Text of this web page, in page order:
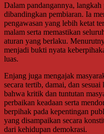
Dalam pandangannya,
dibandingkan pembiaran. Ia
pengawasan yang lebih ketat
malam serta memastikan
aturan yang berlaku.
menjadi bukti nyata
luas.
Enjang juga mengajak
secara tertib, damai, dan
bahwa kritik dan tuntutan
perbaikan keadaan serta
berpihak pada kepentingan
yang disampaikan secara
dari kehidupan demokrasi.